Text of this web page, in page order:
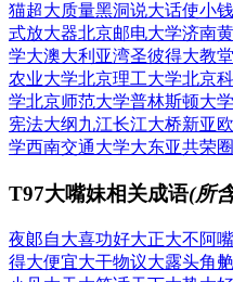
猫超大质量黑洞说大话使小钱
式放大器北京邮电大学济南
学大澳大利亚湾圣彼得大教堂
农业大学北京理工大学北京
学北京师范大学普林斯顿大学
宪法大纲九江长江大桥新亚
学西南交通大学大东亚共荣圈
T97大嘴妹相关成语(所
夜郞自大喜功好大正大不阿
得大便宜大干物议大露头角